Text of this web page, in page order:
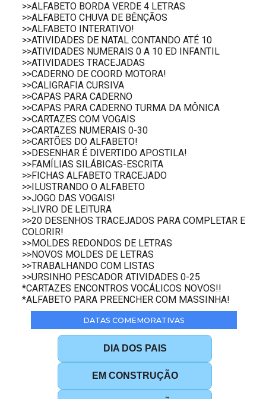
>>ALFABETO BORDA VERDE 4 LETRAS
>>ALFABETO CHUVA DE BÊNÇÃOS
>>ALFABETO INTERATIVO!
>>ATIVIDADES DE NATAL CONTANDO ATÉ 10
>>ATIVIDADES NUMERAIS 0 A 10 ED INFANTIL
>>ATIVIDADES TRACEJADAS
>>CADERNO DE COORD MOTORA!
>>CALIGRAFIA CURSIVA
>>CAPAS PARA CADERNO
>>CAPAS PARA CADERNO TURMA DA MÔNICA
>>CARTAZES COM VOGAIS
>>CARTAZES NUMERAIS 0-30
>>CARTÕES DO ALFABETO!
>>DESENHAR É DIVERTIDO APOSTILA!
>>FAMÍLIAS SILÁBICAS-ESCRITA
>>FICHAS ALFABETO TRACEJADO
>>ILUSTRANDO O ALFABETO
>>JOGO DAS VOGAIS!
>>LIVRO DE LEITURA
>>20 DESENHOS TRACEJADOS PARA COMPLETAR E
COLORIR!
>>MOLDES REDONDOS DE LETRAS
>>NOVOS MOLDES DE LETRAS
>>TRABALHANDO COM LISTAS
>>URSINHO PESCADOR ATIVIDADES 0-25
*CARTAZES ENCONTROS VOCÁLICOS NOVOS!!
*ALFABETO PARA PREENCHER COM MASSINHA!
DATAS COMEMORATIVAS
DIA DOS PAIS
EM CONSTRUÇÃO